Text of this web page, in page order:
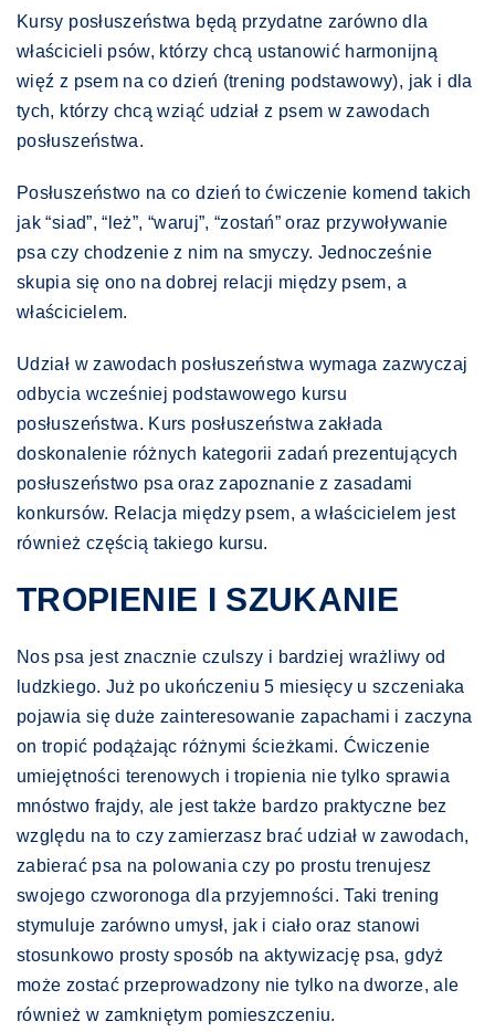
Kursy posłuszeństwa będą przydatne zarówno dla
właścicieli psów, którzy chcą ustanowić harmonijną
więź z psem na co dzień (trening podstawowy), jak i dla
tych, którzy chcą wziąć udział z psem w zawodach
posłuszeństwa.
Posłuszeństwo na co dzień to ćwiczenie komend takich
jak “siad”, “leż”, “waruj”, “zostań” oraz przywoływanie
psa czy chodzenie z nim na smyczy. Jednocześnie
skupia się ono na dobrej relacji między psem, a
właścicielem.
Udział w zawodach posłuszeństwa wymaga zazwyczaj
odbycia wcześniej podstawowego kursu
posłuszeństwa. Kurs posłuszeństwa zakłada
doskonalenie różnych kategorii zadań prezentujących
posłuszeństwo psa oraz zapoznanie z zasadami
konkursów. Relacja między psem, a właścicielem jest
również częścią takiego kursu.
TROPIENIE I SZUKANIE
Nos psa jest znacznie czulszy i bardziej wrażliwy od
ludzkiego. Już po ukończeniu 5 miesięcy u szczeniaka
pojawia się duże zainteresowanie zapachami i zaczyna
on tropić podążając różnymi ścieżkami. Ćwiczenie
umiejętności terenowych i tropienia nie tylko sprawia
mnóstwo frajdy, ale jest także bardzo praktyczne bez
względu na to czy zamierzasz brać udział w zawodach,
zabierać psa na polowania czy po prostu trenujesz
swojego czworonoga dla przyjemności. Taki trening
stymuluje zarówno umysł, jak i ciało oraz stanowi
stosunkowo prosty sposób na aktywizację psa, gdyż
może zostać przeprowadzony nie tylko na dworze, ale
również w zamkniętym pomieszczeniu.